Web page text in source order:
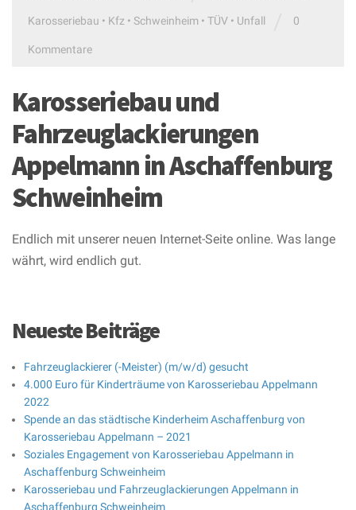
Karosseriebau • Kfz • Schweinheim • TÜV • Unfall 0
Kommentare
Karosseriebau und
Fahrzeuglackierungen
Appelmann in Aschaffenburg
Schweinheim
Endlich mit unserer neuen Internet-Seite online. Was lange
währt, wird endlich gut.
Neueste Beiträge
Fahrzeuglackierer (-Meister) (m/w/d) gesucht
4.000 Euro für Kinderträume von Karosseriebau Appelmann
2022
Spende an das städtische Kinderheim Aschaffenburg von
Karosseriebau Appelmann – 2021
Soziales Engagement von Karosseriebau Appelmann in
Aschaffenburg Schweinheim
Karosseriebau und Fahrzeuglackierungen Appelmann in
Aschaffenburg Schweinheim